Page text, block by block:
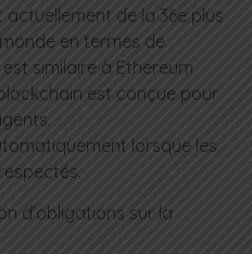
actuellement de la 36e plus
en termes de
similaire à Ethereum
est conçue pour
lorsque les
d’obligations sur la